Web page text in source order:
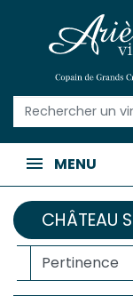
MENU
CHÂTEAU